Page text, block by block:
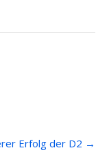
Erfolg der D2 →